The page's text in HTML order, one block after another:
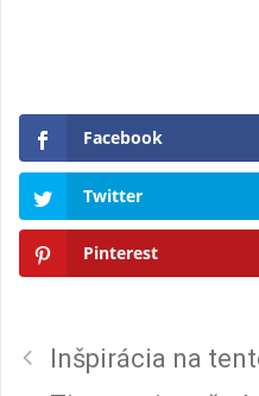
Facebook
Twitter
Pinterest
Inšpirácia na